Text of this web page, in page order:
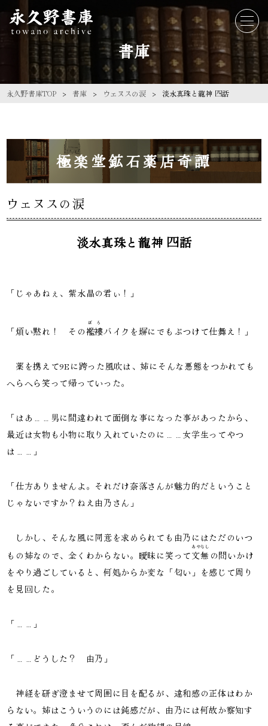
書庫
永久野書庫TOP 書庫 ウェヌスの涙 淡水真珠と龍神 四話
極楽堂鉱石薬店奇譚
ウェヌスの涙
淡水真珠と龍神 四話
「じゃあねぇ、紫水晶の君ぃ！」
「煩い黙れ！ その襤褸
ぼろ
バイクを塀にでもぶつけて仕舞え！」
薬を携えて9Eに跨った風吹は、姉にそんな悪態をつかれても
へらへら笑って帰っていった。
「はあ……男に間違われて面倒な事になった事があったから、
最近は女物も小物に取り入れていたのに……女学生ってやつ
は……」
「仕方ありませんよ。それだけ奈落さんが魅力的だということ
じゃないですか？ねえ由乃さん」
しかし、そんな風に同意を求められても由乃にはただのいつ
もの姉なので、全くわからない。曖昧に笑って文無
あやなし
の問いかけ
をやり過ごしていると、何処からか変な「匂い」を感じて周り
を見回した。
「……」
「……どうした？ 由乃」
神経を研ぎ澄ませて周囲に目を配るが、違和感の正体はわか
らない。姉はこういうのには鈍感だが、由乃には何故か察知す